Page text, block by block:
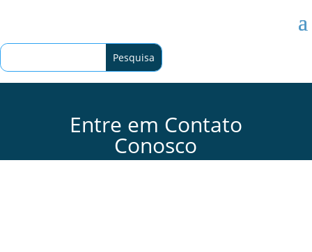
Entre em Contato
Conosco